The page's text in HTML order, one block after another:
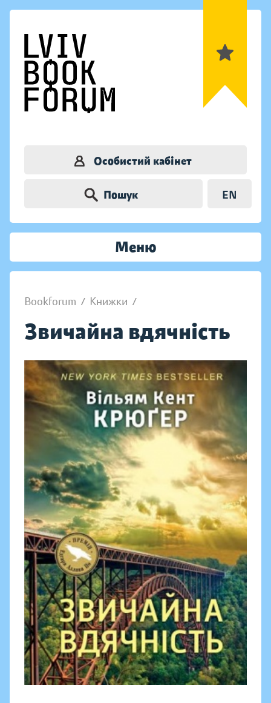
Особистий кабінет
Пошук EN
Меню
Bookforum / Книжки /
Звичайна вдячність